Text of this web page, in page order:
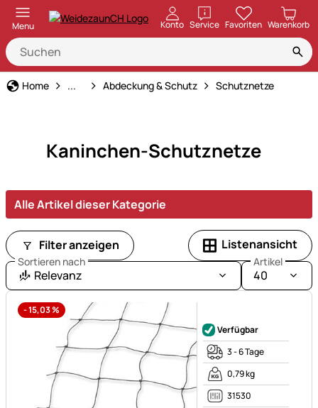
Menu Konto ServiceöffnenFavoriten Warenkorb
Home Haus und Hof
... Abdeckung & Schutz Schutznetze
Kaninchen-Schutznetze
Alle Artikel dieser Kategorie
Filter anzeigen Listenansicht
Sortieren nach
Relevanz
Artikel
40
-15,03%
Verfügbar
3 - 6 Tage
0,79 kg
31530